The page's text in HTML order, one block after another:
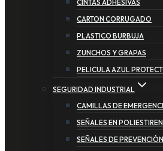
CINTAS ADHESIVAS
CARTON CORRUGADO
PLASTICO BURBUJA
ZUNCHOS Y GRAPAS
PELICULA AZUL
SEGURIDAD INDUSTRIAL
CAMILLAS DE
SEÑALES EN
SEÑALES DE